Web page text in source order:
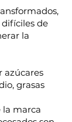
de
la
azúcares
grasas
la marca